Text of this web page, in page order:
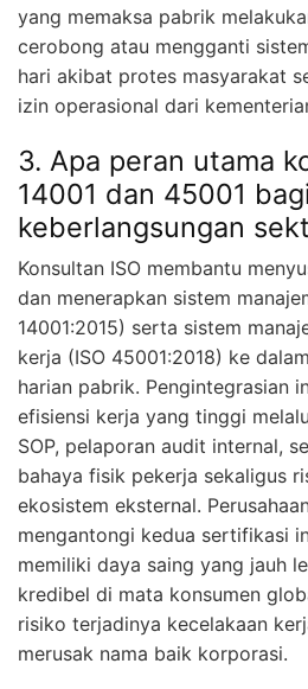
yang memaksa pabrik
cerobong atau mengganti
hari akibat protes masyarakat
izin operasional dari
3. Apa peran utama
14001 dan 45001 bagi
keberlangsungan
Konsultan ISO membantu
dan menerapkan sistem
14001:2015) serta sistem
kerja (ISO 45001:2018) ke
harian pabrik. Pengintegrasian
efisiensi kerja yang tinggi
SOP, pelaporan audit internal,
bahaya fisik pekerja sekaligus
ekosistem eksternal.
mengantongi kedua sertifikasi
memiliki daya saing yang jauh
kredibel di mata konsumen
risiko terjadinya kecelakaan
merusak nama baik korporasi.